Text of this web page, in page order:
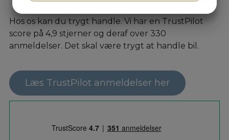
Hos os kan du trygt handle. Vi har en TrustPilot
score på 4,9 stjerner og deraf over 330
anmeldelser. Det skal være trygt at handle bil.
Læs TrustPilot anmeldelser her
MARKETING STATISTIK